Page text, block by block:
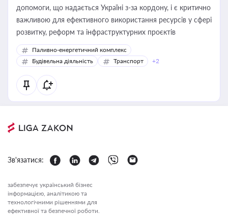
допомоги, що надається Україні з-за кордону, і є критично
важливою для ефективного використання ресурсів у сфері
розвитку, реформ та інфраструктурних проєктів
Паливно-енергетичний комплекс
Будівельна діяльність
Транспорт +2
Зв'язатися:
забезпечує український бізнес
інформацією, аналітикою та
технологічними рішеннями для
ефективної та безпечної роботи.